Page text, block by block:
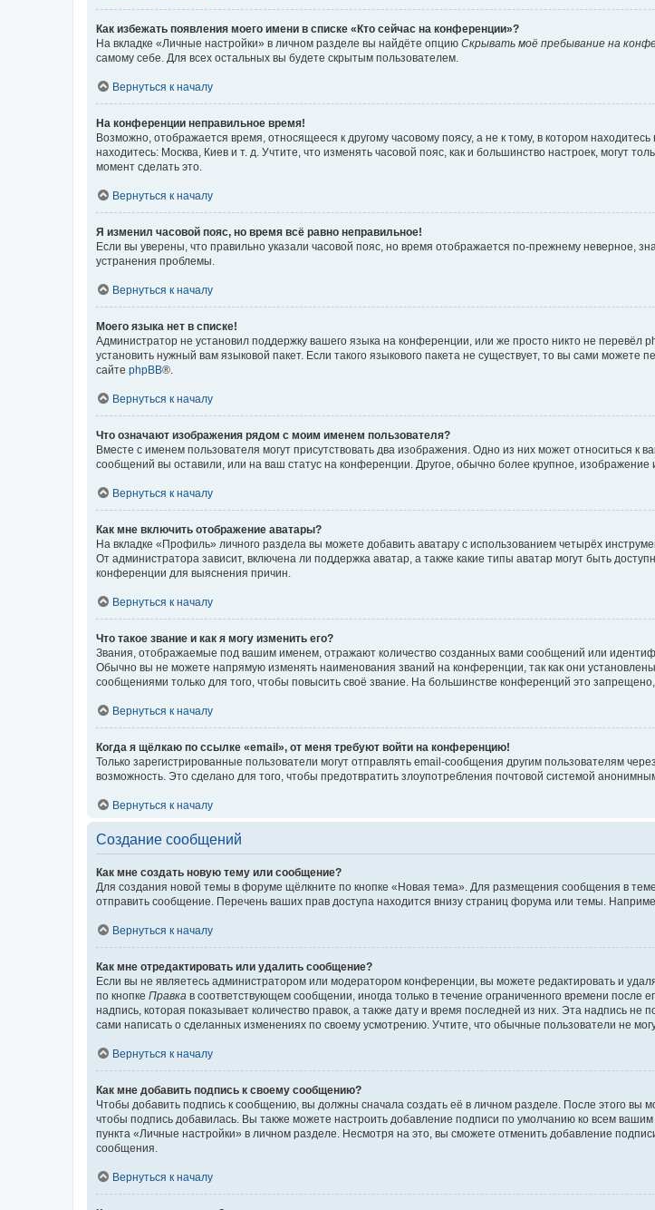
Как избежать появления моего имени в списке «Кто сейчас на конференции»?
На вкладке «Личные настройки» в личном разделе вы найдёте опцию Скрывать моё пребывание на
самому себе. Для всех остальных вы будете скрытым пользователем.
Вернуться к началу
На конференции неправильное время!
Возможно, отображается время, относящееся к другому часовому поясу, а не к тому, в котором
находитесь: Москва, Киев и т. д. Учтите, что изменять часовой пояс, как и большинство настроек, могут
момент сделать это.
Вернуться к началу
Я изменил часовой пояс, но время всё равно неправильное!
Если вы уверены, что правильно указали часовой пояс, но время отображается по-прежнему неверное,
устранения проблемы.
Вернуться к началу
Моего языка нет в списке!
Администратор не установил поддержку вашего языка на конференции, или же просто никто не
установить нужный вам языковой пакет. Если такого языкового пакета не существует, то вы сами
сайте phpBB®.
Вернуться к началу
Что означают изображения рядом с моим именем пользователя?
Вместе с именем пользователя могут присутствовать два изображения. Одно из них может относиться к
сообщений вы оставили, или на ваш статус на конференции. Другое, обычно более крупное, изображение
Вернуться к началу
Как мне включить отображение аватары?
На вкладке «Профиль» личного раздела вы можете добавить аватару с использованием четырёх
От администратора зависит, включена ли поддержка аватар, а также какие типы аватар могут быть
конференции для выяснения причин.
Вернуться к началу
Что такое звание и как я могу изменить его?
Звания, отображаемые под вашим именем, отражают количество созданных вами сообщений или
Обычно вы не можете напрямую изменять наименования званий на конференции, так как они
сообщениями только для того, чтобы повысить своё звание. На большинстве конференций это
Вернуться к началу
Когда я щёлкаю по ссылке «email», от меня требуют войти на конференцию!
Только зарегистрированные пользователи могут отправлять email-сообщения другим пользователям
возможность. Это сделано для того, чтобы предотвратить злоупотребления почтовой системой
Вернуться к началу
Создание сообщений
Как мне создать новую тему или сообщение?
Для создания новой темы в форуме щёлкните по кнопке «Новая тема». Для размещения сообщения в
отправить сообщение. Перечень ваших прав доступа находится внизу страниц форума или темы.
Вернуться к началу
Как мне отредактировать или удалить сообщение?
Если вы не являетесь администратором или модератором конференции, вы можете редактировать и
по кнопке Правка в соответствующем сообщении, иногда только в течение ограниченного времени
надпись, которая показывает количество правок, а также дату и время последней из них. Эта надпись
сами написать о сделанных изменениях по своему усмотрению. Учтите, что обычные пользователи не
Вернуться к началу
Как мне добавить подпись к своему сообщению?
Чтобы добавить подпись к сообщению, вы должны сначала создать её в личном разделе. После этого вы
чтобы подпись добавилась. Вы также можете настроить добавление подписи по умолчанию ко всем
пункта «Личные настройки» в личном разделе. Несмотря на это, вы сможете отменить добавление
сообщения.
Вернуться к началу